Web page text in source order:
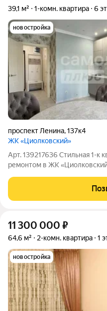
39,1 м² 1-комн. квартира 6
новостройка
проспект Ленина,137к4
ЖК «Циолковский»
Арт. 139217636 Стильная 1-к
ремонтом в ЖК
однокомнатная квартира с
ремонтом. Расположена на
11 300 000 ₽
64,6 м² 2-комн. квартира 1
новостройка